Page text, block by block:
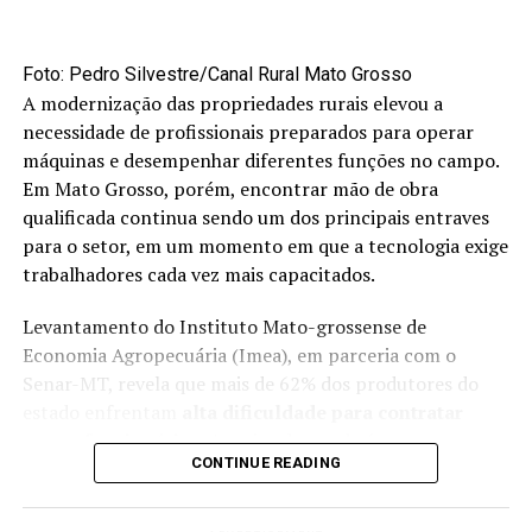
reforçaram os desafios e as oportunidades para o
brasileiro. Segundo ele, os painéis sobre a relação entre
Brasil e China trouxeram alertas e oportunidades para o
presente e o futuro daprodução agrícola. Também
destacou a necessidade de buscar novos mercados para
os produtos agrícolas brasileiros, com capacidade de
absorver o crescimento da produção e contribuir para a
renda dos produtores.
Para a CNA, o seminário reforçou a importância de
acompanhar as transformações do mercado
internacional e de construir estratégias para ampliar a
de exportação e fortalecer a sustentabilidade e a
eficiência da cadeia produtiva.
Foto: Pedro Silvestre/Canal Rural Mato Grosso
A modernização das propriedades rurais elevou a
necessidade de profissionais preparados para operar
máquinas e desempenhar diferentes funções no campo.
Em Mato Grosso, porém, encontrar mão de obra
qualificada continua sendo um dos principais entraves
para o setor, em um momento em que a tecnologia exige
trabalhadores cada vez mais capacitados.
Levantamento do Instituto Mato-grossense de
Economia Agropecuária (Imea), em parceria com o
Senar-MT, revela que mais de 62% dos produtores do
novos funcionários. A maior demanda é por
operadores de máquinas agrícolas, reflexo da crescente
CONTINUE READING